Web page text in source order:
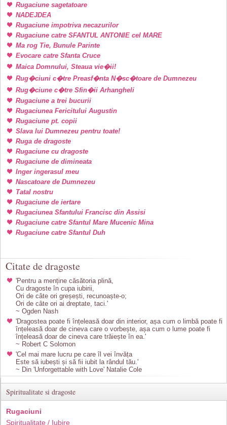
Rugaciune sagetatoare
NADEJDEA
Rugaciune impotriva necazurilor
Rugaciune catre SFANTUL ANTONIE cel MARE
Ma rog Tie, Bunule Parinte
Evocare catre Sfanta Cruce
Maica Domnului, Steaua vie�ii!
Rug�ciuni c�tre Preasf�nta N�sc�toare de Dumnezeu
Rug�ciune c�tre Sfin�ii Arhangheli
Rugaciune a trei bucurii
Rugaciunea Fericitului Augustin
Rugaciune pt. copii
Slava lui Dumnezeu pentru toate!
Ruga de dragoste
Rugaciune cu dragoste
Rugaciune de dimineata
Inger ingerasul meu
Nascatoare de Dumnezeu
Tatal nostru
Rugaciune de iertare
Rugaciunea Sfantului Francisc din Assisi
Rugaciune catre Sfantul Mare Mucenic Mina
Rugaciune catre Sfantul Duh
Citate de dragoste
'Pentru a menține căsătoria plină,
Cu dragoste în cupa iubirii,
Ori de câte ori greșești, recunoaște-o;
Ori de câte ori ai dreptate, taci.'
~ Ogden Nash
'Dragostea poate fi înțeleasă doar din interior, așa cum o limbă poate fi
înțeleasă doar de cineva care o vorbește, așa cum o lume poate fi
înțeleasă doar de cineva care trăiește în ea.'
~ Robert C Solomon
'Cel mai mare lucru pe care îl vei învăța
Este să iubești și să fii iubit la rândul tău.'
~ Din 'Unforgettable with Love' Natalie Cole
Spiritualitate si dragoste
Rugaciuni
Spiritualitate / Iubire